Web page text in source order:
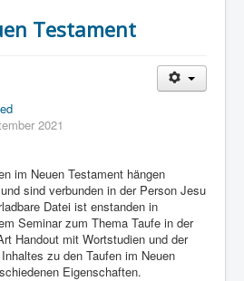
Testament
2021
im Neuen Testament hängen
sind verbunden in der Person Jesu
Datei ist enstanden in
Seminar zum Thema Taufe in der
Handout mit Wortstudien und der
zu den Taufen im Neuen
Eigenschaften.